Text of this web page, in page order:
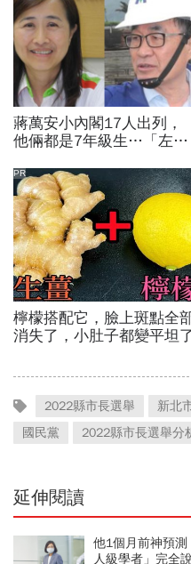
2022縣市長選舉 新北
國民黨
2022縣市長選舉分
延伸閱讀
他1個月前神預
人級學者」完全